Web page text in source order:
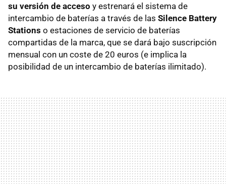
su versión de acceso y estrenará el sistema de
intercambio de baterías a través de las Silence Battery
Stations o estaciones de servicio de baterías
compartidas de la marca, que se dará bajo suscripción
mensual con un coste de 20 euros (e implica la
posibilidad de un intercambio de baterías ilimitado).